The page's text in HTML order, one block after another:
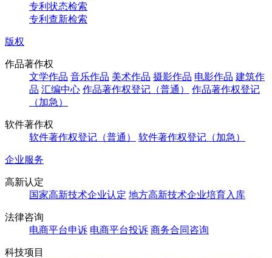
专利状态检索
专利查新检索
版权
作品著作权
文学作品 音乐作品 美术作品 摄影作品 电影作品 建筑作
品 汇编中心 作品著作权登记（普通）
作品著作权登记
（加急）
软件著作权
软件著作权登记（普通）
软件著作权登记（加急）
企业服务
高新认定
国家高新技术企业认定 地方高新技术企业培育入库
法律咨询
电商平台申诉 电商平台投诉 商务合同咨询
科技项目